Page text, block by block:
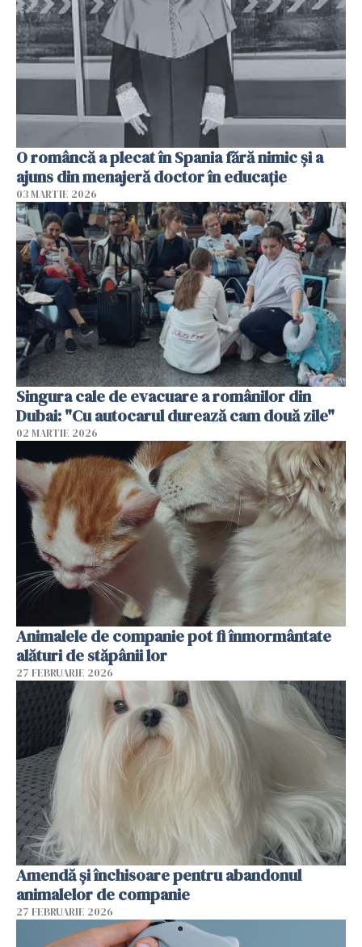
O româncă a plecat în Spania fără nimic și a
ajuns din menajeră doctor în educație
03 MARTIE 2026
Singura cale de evacuare a românilor din
Dubai: "Cu autocarul durează cam două zile"
02 MARTIE 2026
Animalele de companie pot fi înmormântate
alături de stăpânii lor
27 FEBRUARIE 2026
Amendă și închisoare pentru abandonul
animalelor de companie
27 FEBRUARIE 2026